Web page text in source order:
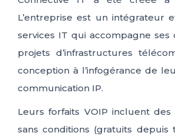
L’entreprise est un intégrateur
services IT qui accompagne ses
projets d’infrastructures
conception à l’infogérance de
communication IP.
Leurs forfaits VOIP incluent
sans conditions (gratuits depuis